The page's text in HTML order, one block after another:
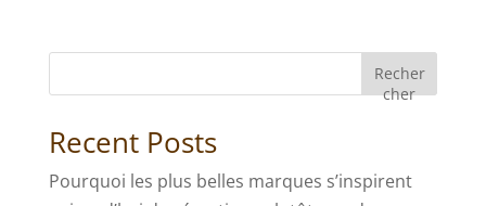
Recher
cher
Recent Posts
Pourquoi les plus belles marques s’inspirent